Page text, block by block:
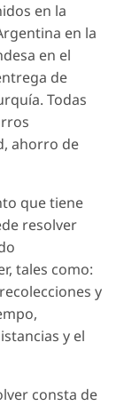
en la
en la
en el
de
Todas
ahorro de
que tiene
resolver
tales como:
y
y el
consta de